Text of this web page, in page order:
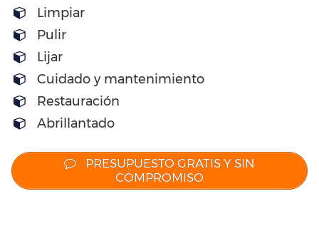
Limpiar
Pulir
Lijar
Cuidado y mantenimiento
Restauración
Abrillantado
PRESUPUESTO GRATIS Y SIN
COMPROMISO